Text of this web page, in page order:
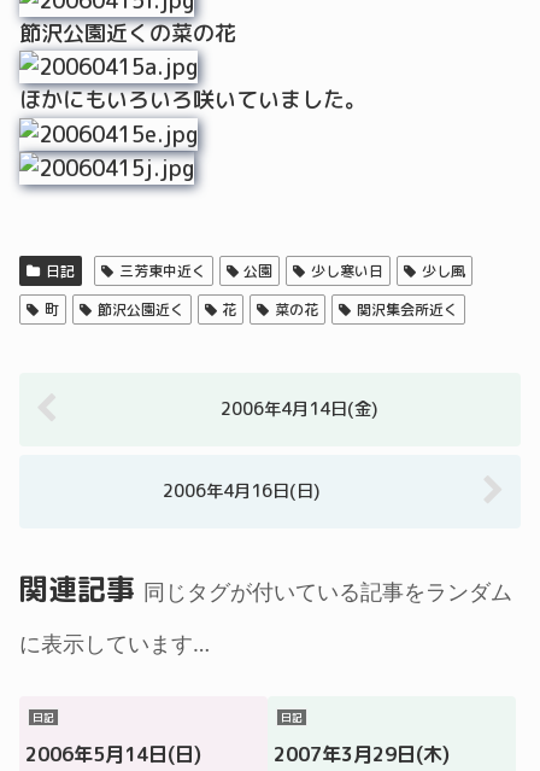
節沢公園近くの菜の花
ほかにもいろいろ咲いていました。
日記 三芳東中近く 公園 少し寒い日
少し風
町
節沢公園近く 花 菜の花 関沢集会所近く
2006年4月14日(金)
2006年4月16日(日)
関連記事 同じタグが付いている記事をランダム
に表示しています…
日記
2006年5月14日(日)
日記
2007年3月29日(木)